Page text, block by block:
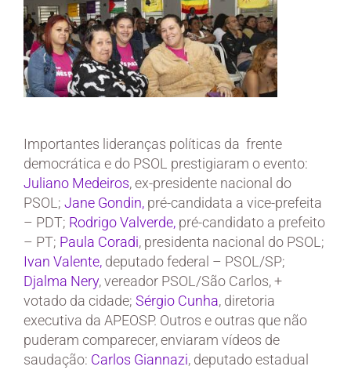
Importantes lideranças políticas da frente
democrática e do PSOL prestigiaram o evento:
Juliano Medeiros, ex-presidente nacional do
PSOL; Jane Gondin, pré-candidata a vice-prefeita
– PDT; Rodrigo Valverde, pré-candidato a prefeito
– PT; Paula Coradi, presidenta nacional do PSOL;
Ivan Valente, deputado federal – PSOL/SP;
Djalma Nery, vereador PSOL/São Carlos, +
votado da cidade; Sérgio Cunha, diretoria
executiva da APEOSP. Outros e outras que não
puderam comparecer, enviaram vídeos de
saudação: Carlos Giannazi, deputado estadual